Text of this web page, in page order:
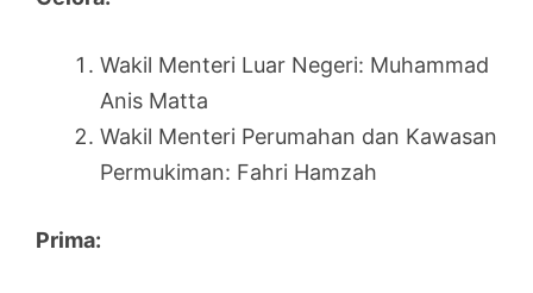
Wakil Menteri Luar Negeri: Muhammad
Anis Matta
Wakil Menteri Perumahan dan Kawasan
Permukiman: Fahri Hamzah
Prima: